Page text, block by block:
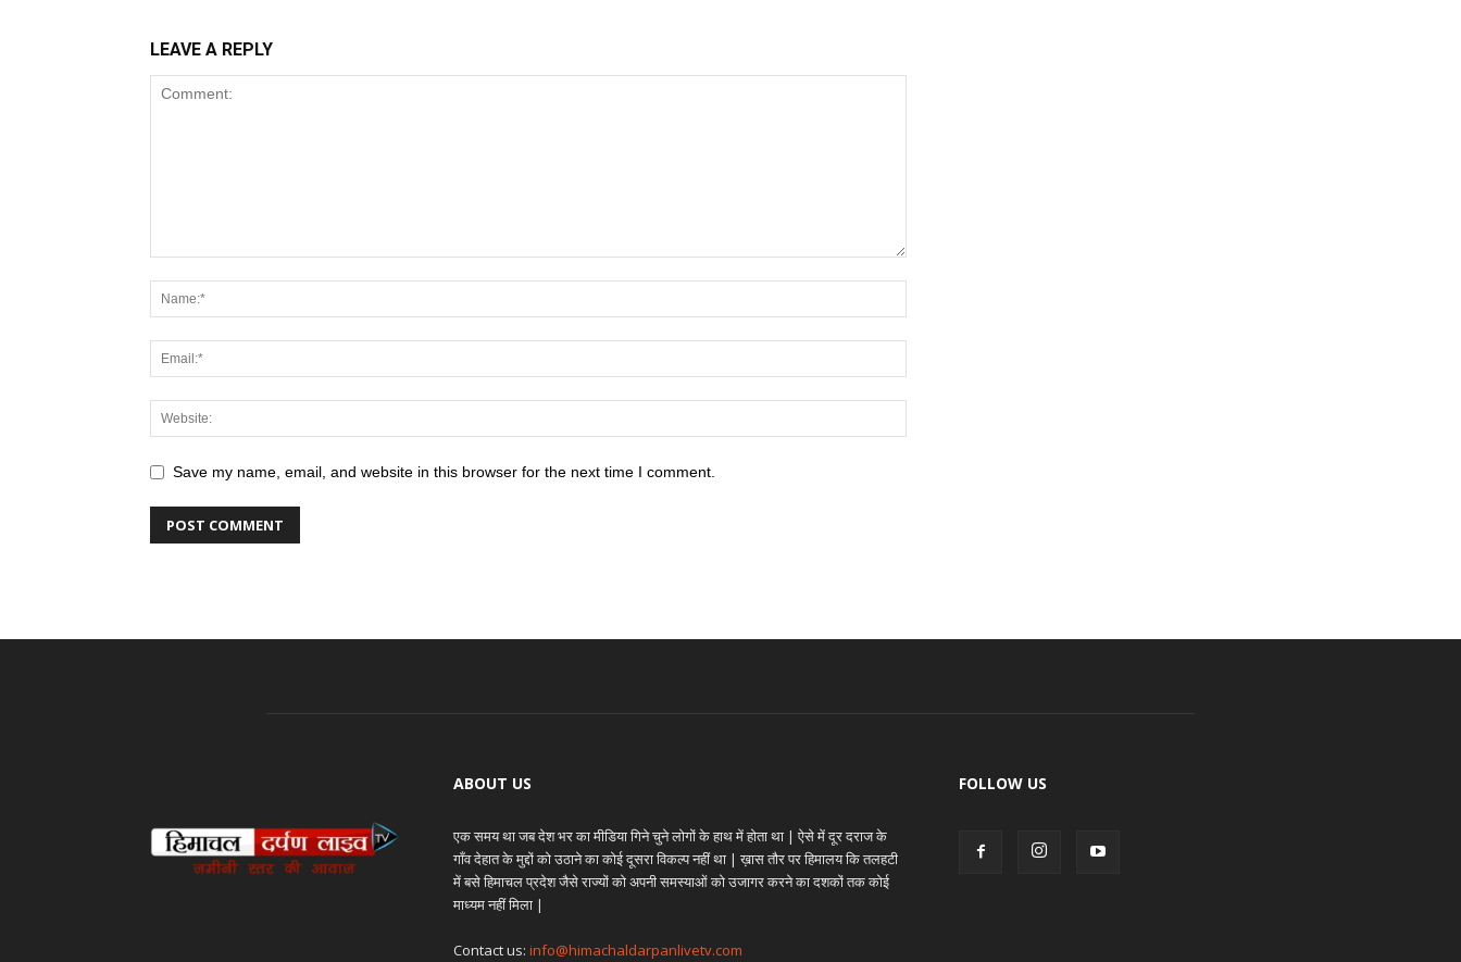
LEAVE A REPLY
Save my name, email, and website in this browser for the next time I comment.
ABOUT US
एक समय था जब देश भर का मीडिया गिने चुने लोगों के हाथ में होता था | ऐसे में दूर दराज के
गाँव देहात के मुद्दों को उठाने का कोई दूसरा विकल्प नहीं था | ख़ास तौर पर हिमालय कि तलहटी
में बसे हिमाचल प्रदेश जैसे राज्यों को अपनी समस्याओं को उजागर करने का दशकों तक कोई
माध्यम नहीं मिला |
Contact us: info@himachaldarpanlivetv.com
FOLLOW US